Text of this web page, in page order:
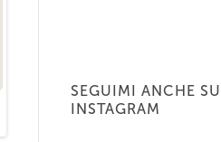
SEGUIMI ANCHE SU
INSTAGRAM